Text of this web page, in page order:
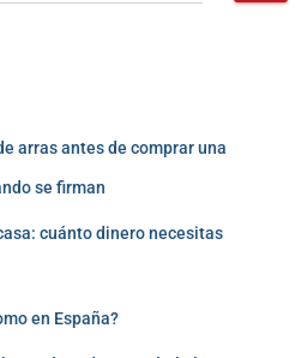
arras antes de comprar una
se firman
cuánto dinero necesitas
en España?